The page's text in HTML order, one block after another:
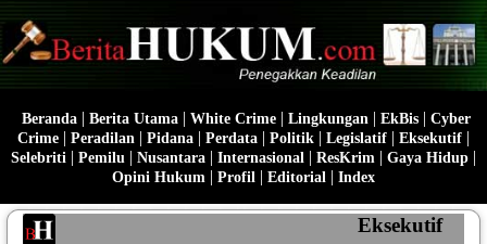
Beranda| Berita Utama| White Crime| Lingkungan | EkBis| Cyber
Crime | Peradilan | Pidana | Perdata | Politik | Legislatif | Eksekutif |
Selebriti | Pemilu | Nusantara | Internasional | ResKrim | Gaya Hidup |
Opini Hukum | Profil | Editorial | Index
Eksekutif